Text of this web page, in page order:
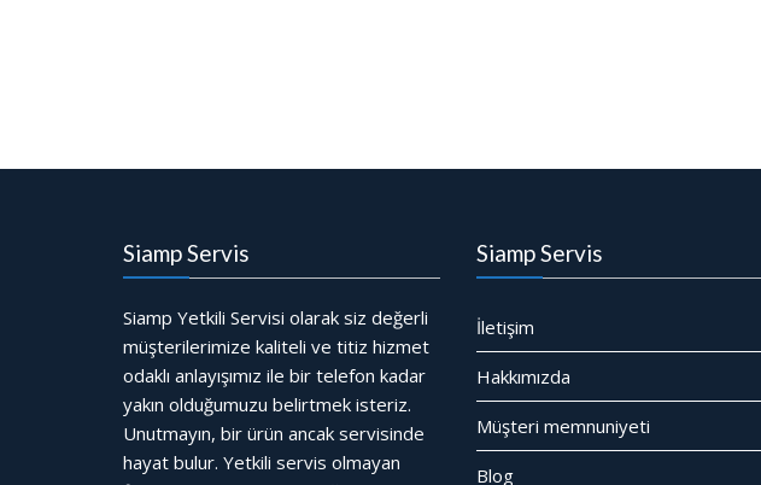
Siamp Servis
Siamp Yetkili Servisi olarak siz değerli
müşterilerimize kaliteli ve titiz hizmet
odaklı anlayışımız ile bir telefon kadar
yakın olduğumuzu belirtmek isteriz.
Unutmayın, bir ürün ancak servisinde
hayat bulur. Yetkili servis olmayan
Siamp Servis
İletişim
Hakkımızda
Müşteri memnuniyeti
Blog